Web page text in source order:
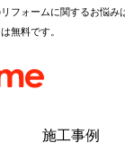
フォームに関するお悩
無料です。
施工事例